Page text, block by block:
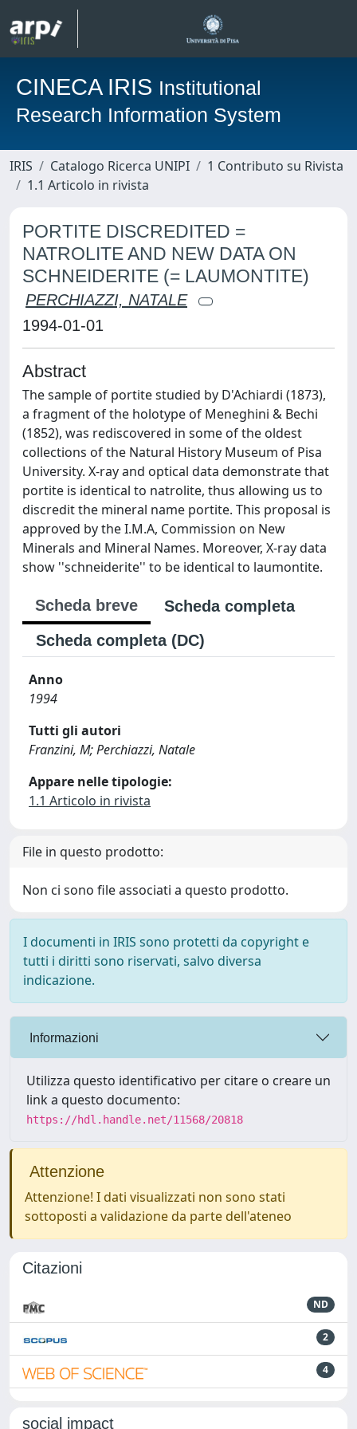
CINECA IRIS Institutional
Research Information System
IRIS Catalogo Ricerca UNIPI
1 Contributo su Rivista
1.1 Articolo in rivista
PORTITE DISCREDITED =
NATROLITE AND NEW DATA ON
SCHNEIDERITE (= LAUMONTITE)
PERCHIAZZI, NATALE
1994-01-01
Abstract
The sample of portite studied by D'Achiardi (1873),
a fragment of the holotype of Meneghini & Bechi
(1852), was rediscovered in some of the oldest
collections of the Natural History Museum of Pisa
University. X-ray and optical data demonstrate that
portite is identical to natrolite, thus allowing us to
discredit the mineral name portite. This proposal is
approved by the I.M.A, Commission on New
Minerals and Mineral Names. Moreover, X-ray data
show ''schneiderite'' to be identical to laumontite.
Scheda breve
Scheda completa
Scheda completa (DC)
Anno
1994
Tutti gli autori
Franzini, M; Perchiazzi, Natale
Appare nelle tipologie:
1.1 Articolo in rivista
File in questo prodotto:
Non ci sono file associati a questo prodotto.
I documenti in IRIS sono protetti da copyright e
tutti i diritti sono riservati, salvo diversa
indicazione.
Informazioni
Utilizza questo identificativo per citare o creare un
link a questo documento:
https://hdl.handle.net/11568/20818
Attenzione
Attenzione! I dati visualizzati non sono stati
sottoposti a validazione da parte dell'ateneo
Citazioni
ND
2
4
social impact